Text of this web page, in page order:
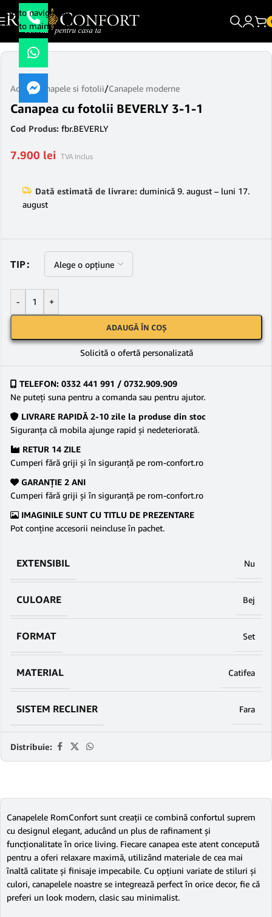
Skip to navigation
Skip to main content
Acasă/Canapele si fotolii/Canapele moderne
Canapea cu fotolii BEVERLY 3-1-1
Cod Produs: fbr.BEVERLY
7.900 lei TVA Inclus
Dată estimată de livrare: duminică 9. august – luni 17.
august
TIP
- +
ADAUGĂ ÎN COȘ
Solicită o ofertă personalizată
TELEFON: 0332 441 991 / 0732.909.909
Ne puteţi suna pentru a comanda sau pentru ajutor.
LIVRARE RAPIDĂ 2-10 zile la produse din stoc
Siguranţa că mobila ajunge rapid şi nedeteriorată.
RETUR 14 ZILE
Cumperi fără griji şi în siguranţă pe rom-confort.ro
GARANŢIE 2 ANI
Cumperi fără griji şi în siguranţă pe rom-confort.ro
IMAGINILE SUNT CU TITLU DE PREZENTARE
Pot conține accesorii neincluse în pachet.
EXTENSIBIL Nu
CULOARE Bej
FORMAT Set
MATERIAL Catifea
SISTEM RECLINER Fara
Distribuie:
Canapelele RomConfort sunt creații ce combină confortul suprem
cu designul elegant, aducând un plus de rafinament și
funcționalitate în orice living. Fiecare canapea este atent concepută
pentru a oferi relaxare maximă, utilizând materiale de cea mai
înaltă calitate și finisaje impecabile. Cu opțiuni variate de stiluri și
culori, canapelele noastre se integrează perfect în orice decor, fie că
preferi un look modern, clasic sau minimalist.